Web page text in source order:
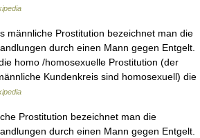
männliche Prostitution bezeichnet man die
durch einen Mann gegen Entgelt.
homo /homosexuelle Prostitution (der
Kundenkreis sind homosexuell) die
Prostitution bezeichnet man die
durch einen Mann gegen Entgelt.